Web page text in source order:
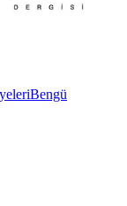
Bengü